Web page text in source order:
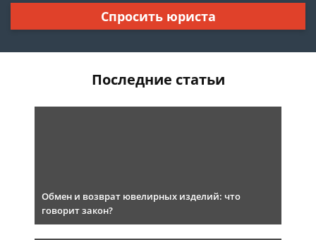
Спросить юриста
Последние статьи
Обмен и возврат ювелирных изделий: что
говорит закон?